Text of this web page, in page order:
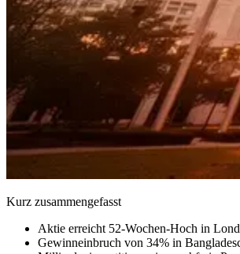
Kurz zusammengefasst
Aktie erreicht 52-Wochen-Hoch in
Gewinneinbruch von 34% in